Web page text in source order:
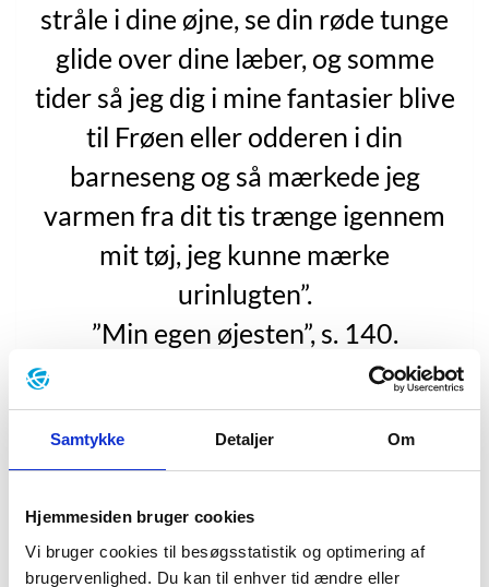
Samtykke Detaljer Om
Hjemmesiden bruger cookies
Vi bruger cookies til besøgsstatistik og optimering af
brugervenlighed. Du kan til enhver tid ændre eller
stråle i dine øjne, se din røde tunge
glide over dine læber, og somme
tider så jeg dig i mine fantasier blive
til Frøen eller odderen i din
barneseng og så mærkede jeg
varmen fra dit tis trænge igennem
mit tøj, jeg kunne mærke
urinlugten”.
”Min egen øjesten”, s. 140.
”Mijn lieve gunsteling”fra 2020 (”Min egen øjesten”,
2024) er Lucas Rijnevelds anden roman. Den er ikke en
direkte efterfølger til ”Aftenens ubehag”, men den
den første bog. Den unavngivne hovedperson fra ”Min
egen øjesten” kunne også sagtens være den samme
person som i ”Aftenens ubehag”. Der er i hvert fald en